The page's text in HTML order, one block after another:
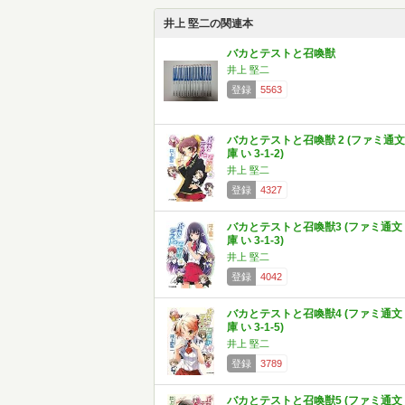
井上 堅二の関連本
バカとテストと召喚獣
井上 堅二
登録
5563
バカとテストと召喚獣 2 (ファミ通文
庫 い 3-1-2)
井上 堅二
登録
4327
バカとテストと召喚獣3 (ファミ通文
庫 い 3-1-3)
井上 堅二
登録
4042
バカとテストと召喚獣4 (ファミ通文
庫 い 3-1-5)
井上 堅二
登録
3789
バカとテストと召喚獣5 (ファミ通文